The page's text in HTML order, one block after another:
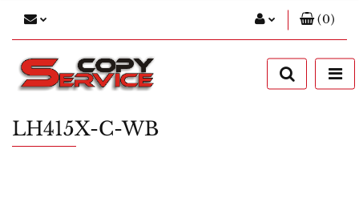
Zaloguj się
Zarejestruj się
(0)
LH415X-C-WB